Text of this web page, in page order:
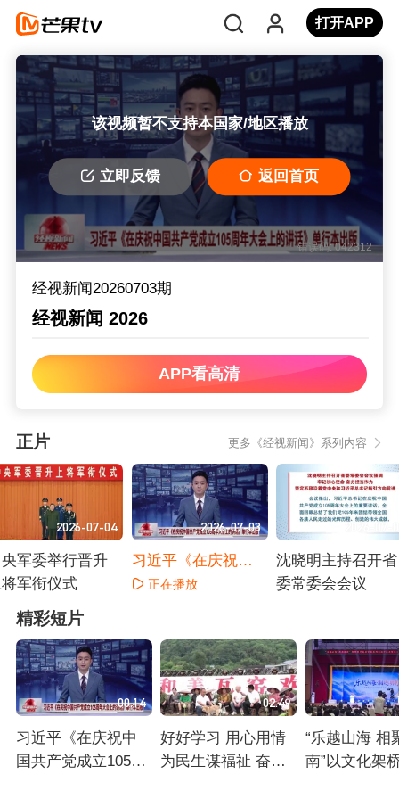
打开APP
该视频暂不支持本国家/地区播放
立即反馈 返回首页
错误码: 042312
经视新闻20260703期
经视新闻 2026
APP看高清
正片 更多《经视新闻》系列内容
2026-07-04
军委举行晋升
军衔仪式
正在播放
2026-07-03
习近平《在庆祝中
国共产党成立105周
正在播放
沈晓明主持召开省
委常委会会议
精彩短片
00:14
习近平《在庆祝中
国共产党成立105周
02:49
好好学习 用心用情
为民生谋福祉 奋力
“乐越山海 相
南”以文化架